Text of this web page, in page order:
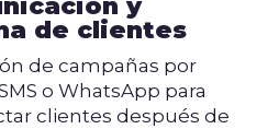
y
de clientes
de campañas por
o WhatsApp para
clientes después de